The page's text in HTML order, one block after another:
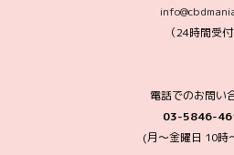
（24時間受付
電話でのお問い
03-5846-
(月～金曜日 10時